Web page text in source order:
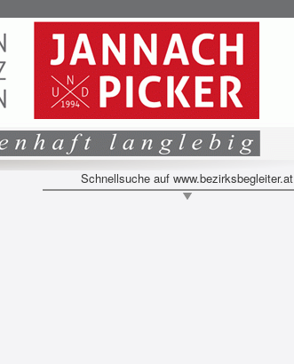
Schnellsuche auf www.bezirksbegleiter.at